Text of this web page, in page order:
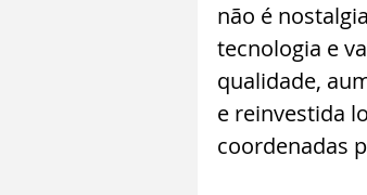
não é
tecnologia e
qualidade,
e reinvestida
coordenadas